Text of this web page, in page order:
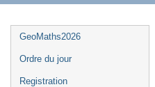
Menu
de
GeoMaths2026
Ordre du jour
Registration